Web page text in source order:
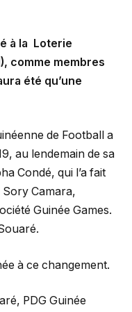
à la Loterie
comme membres
été qu’une
de Football a
au lendemain de sa
Condé, qui l’a fait
Camara,
Guinée Games.
à ce changement.
PDG Guinée